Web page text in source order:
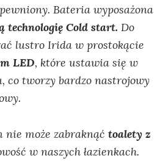
Bateria wyposażona
technologię Cold start. Do
lustro Irida w prostokącie
LED, które ustawia się w
co tworzy bardzo nastrojowy
nie może zabraknąć toalety z
w naszych łazienkach.